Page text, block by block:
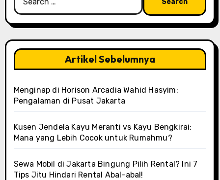
for:
Artikel Sebelumnya
Menginap di Horison Arcadia Wahid Hasyim:
Pengalaman di Pusat Jakarta
Kusen Jendela Kayu Meranti vs Kayu Bengkirai:
Mana yang Lebih Cocok untuk Rumahmu?
Sewa Mobil di Jakarta Bingung Pilih Rental? Ini 7
Tips Jitu Hindari Rental Abal-abal!